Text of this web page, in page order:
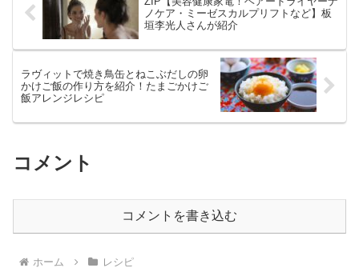
ノケア・ミーゼスカルプリフトなど】板
垣李光人さんが紹介
ラヴィットで焼き鳥缶とねこぶだしの卵
かけご飯の作り方を紹介！たまごかけご
飯アレンジレシピ
コメント
コメントを書き込む
ホーム レシピ